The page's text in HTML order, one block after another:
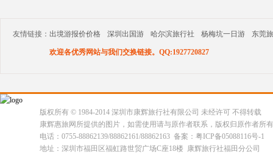
友情链接： 出境游报价价格 深圳出国游 哈尔滨旅行社 杨梅坑一日游 东莞
欢迎各优秀网站与我们交换链接。QQ:1927720827
版权所有 © 1984-2014 深圳市康辉旅行社有限公司 未经许可 不得转载
康辉惠旅网所提供的图片，如需使用请与原作者联系，版权归原作者所
电话：0755-88862139/88862161/88862163 备案：粤ICP备05088116号-1
地址：深圳市福田区福虹路世贸广场C座18楼 康辉旅行社福田分公司